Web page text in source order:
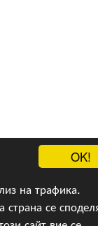
OK!
на трафика.
се